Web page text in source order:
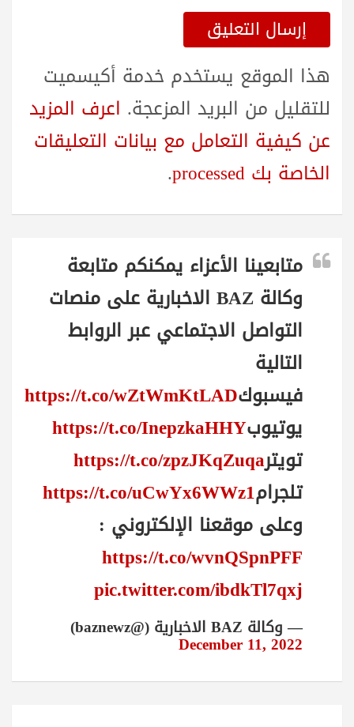
هذا الموقع يستخدم خدمة أكيسميت
للتقليل من البريد المزعجة. اعرف المزيد
عن كيفية التعامل مع بيانات التعليقات
الخاصة بك processed
.
متابعينا الأعزاء يمكنكم متابعة
وكالة BAZ الاخبارية على منصات
التواصل الاجتماعي عبر الروابط
التالية
فيسبوكhttps://t.co/wZtWmKtLAD
يوتيوبhttps://t.co/InepzkaHHY
تويترhttps://t.co/zpzJKqZuqa
تلجرامhttps://t.co/uCwYx6WWz1
وعلى موقعنا الإلكتروني :
https://t.co/wvnQSpnPFF
pic.twitter.com/ibdkTl7qxj
— وكالة BAZ الاخبارية (@baznewz)
December 11, 2022